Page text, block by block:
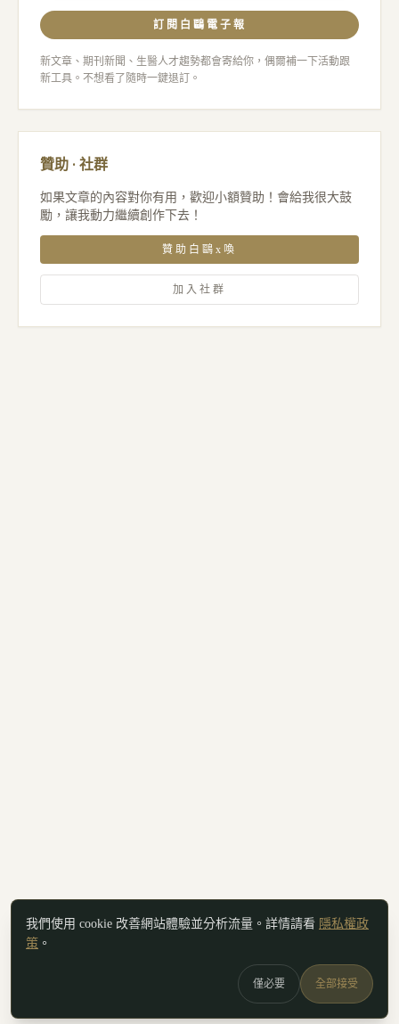
訂閱白鷗電子報
新文章、期刊新聞、生醫人才趨勢都會寄給你，偶爾補一下活動跟
新工具。不想看了隨時一鍵退訂。
贊助 · 社群
如果文章的內容對你有用，歡迎小額贊助！會給我很大鼓
勵，讓我動力繼續創作下去！
贊助白鷗x喚
加入社群
我們使用 cookie 改善網站體驗並分析流量。詳情請看 隱私權政
策 。
僅必要 全部接受